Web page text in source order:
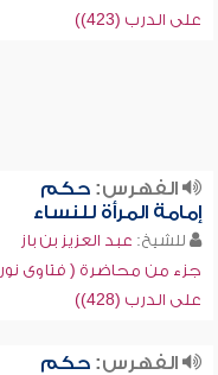
على الدرب (423))
الفهرس:حكم
إمامة المرأة للنساء
للشيخ: عبد العزيز بن باز
جزء من محاضرة ( فتاوى نور
على الدرب (428))
الفهرس:حكم